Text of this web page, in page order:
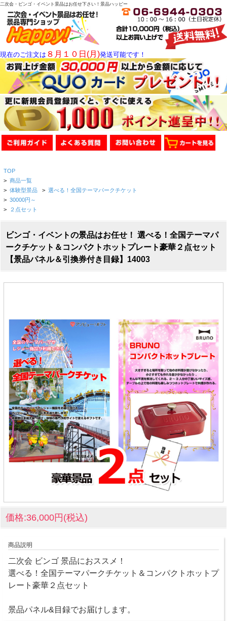
二次会・ビンゴ・イベント景品はお任せ下さい！景品ハッピー
現在のご注文は ８月１０日(月)発送可能です！
TOP
> 商品一覧
> 体験型景品 > 選べる！全国テーマパークチケット
> 30000円～
> ２点セット
ビンゴ・イベントの景品はお任せ！ 選べる！全国テーマパ
ークチケット＆コンパクトホットプレート豪華２点セット
【景品パネル＆引換券付き目録】14003
価格:36,000円(税込)
商品説明
二次会 ビンゴ 景品におススメ！
選べる！全国テーマパークチケット＆コンパクトホットプ
レート豪華２点セット
景品パネル&目録でお届けします。